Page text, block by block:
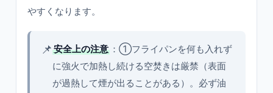
やすくなります。
📌 安全上の注意 ：①フライパンを何も入れず
に強火で加熱し続ける空焚きは厳禁（表面
が過熱して煙が出ることがある）。必ず油